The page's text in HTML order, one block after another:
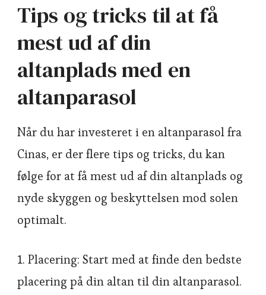
Tips og tricks til at få
mest ud af din
altanplads med en
altanparasol
Når du har investeret i en altanparasol fra
Cinas, er der flere tips og tricks, du kan
følge for at få mest ud af din altanplads og
nyde skyggen og beskyttelsen mod solen
optimalt.
1. Placering: Start med at finde den bedste
placering på din altan til din altanparasol.